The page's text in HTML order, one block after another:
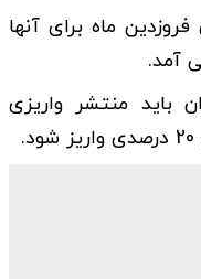
ماه برای آنها
آمد.
باید منتشر واریزی